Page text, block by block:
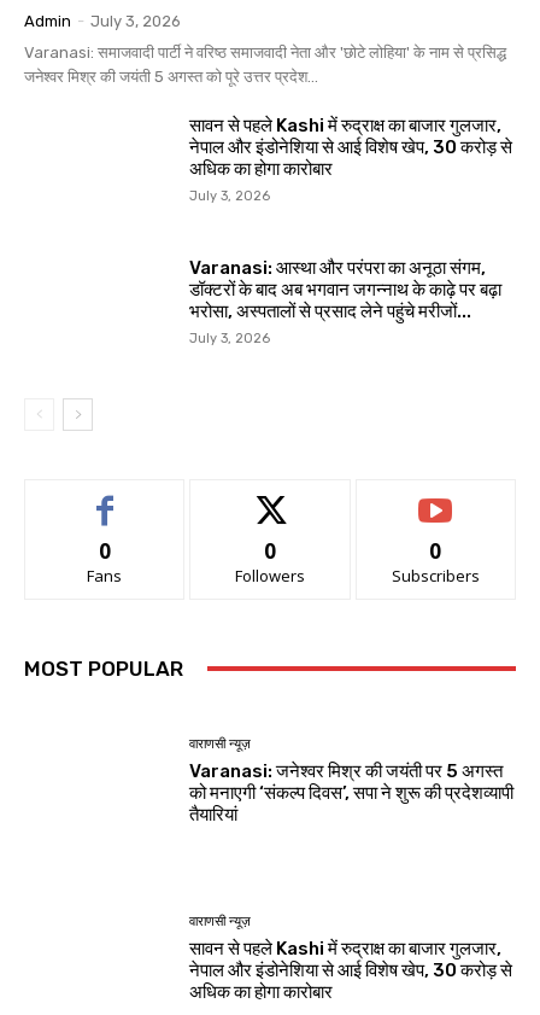
Admin - July 3, 2026
Varanasi: समाजवादी पार्टी ने वरिष्ठ समाजवादी नेता और 'छोटे लोहिया' के नाम से प्रसिद्ध
जनेश्वर मिश्र की जयंती 5 अगस्त को पूरे उत्तर प्रदेश...
सावन से पहले Kashi में रुद्राक्ष का बाजार गुलजार,
नेपाल और इंडोनेशिया से आई विशेष खेप, 30 करोड़ से
अधिक का होगा कारोबार
July 3, 2026
Varanasi: आस्था और परंपरा का अनूठा संगम,
डॉक्टरों के बाद अब भगवान जगन्नाथ के काढ़े पर बढ़ा
भरोसा, अस्पतालों से प्रसाद लेने पहुंचे मरीजों...
July 3, 2026
0
Fans
0
Followers
0
Subscribers
MOST POPULAR
वाराणसी न्यूज़
Varanasi: जनेश्वर मिश्र की जयंती पर 5 अगस्त
को मनाएगी ‘संकल्प दिवस’, सपा ने शुरू की प्रदेशव्यापी
तैयारियां
वाराणसी न्यूज़
सावन से पहले Kashi में रुद्राक्ष का बाजार गुलजार,
नेपाल और इंडोनेशिया से आई विशेष खेप, 30 करोड़ से
अधिक का होगा कारोबार